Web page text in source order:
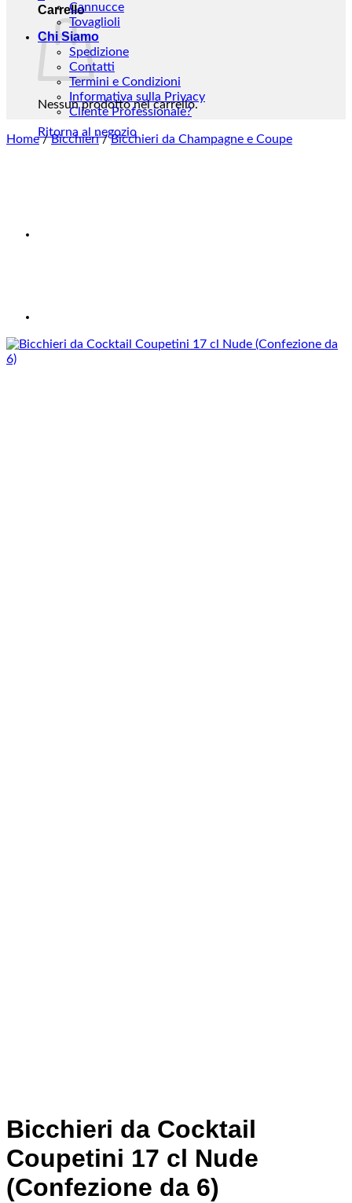
Carrello
Nessun prodotto nel carrello.
Ritorna al negozio
Cannucce
Tovaglioli
Chi Siamo
Spedizione
Contatti
Termini e Condizioni
Informativa sulla Privacy
Cliente Professionale?
Home / Bicchieri / Bicchieri da Champagne e Coupe
Bicchieri da Cocktail
Coupetini 17 cl Nude
(Confezione da 6)